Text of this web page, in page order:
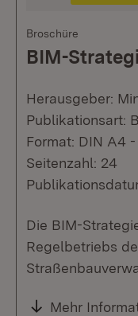
Broschüre
BIM-
Herausgeber:
Publikationsart:
Format: DIN A4
Seitenzahl: 24
Die BIM-
Regelbetriebs
Mehr